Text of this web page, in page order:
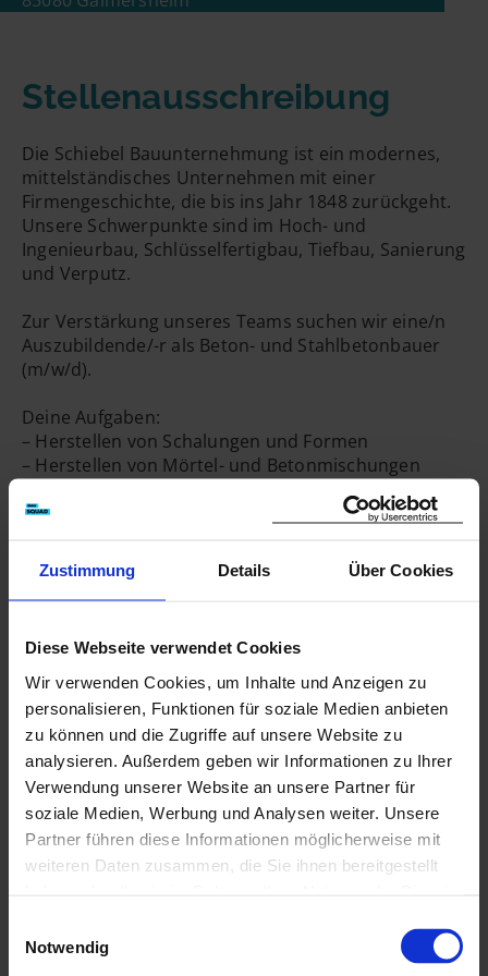
Zustimmung Details Über Cookies
Diese Webseite verwendet Cookies
Wir verwenden Cookies, um Inhalte und Anzeigen zu
personalisieren, Funktionen für soziale Medien anbieten
zu können und die Zugriffe auf unsere Website zu
analysieren. Außerdem geben wir Informationen zu Ihrer
Verwendung unserer Website an unsere Partner für
soziale Medien, Werbung und Analysen weiter. Unsere
Partner führen diese Informationen möglicherweise mit
weiteren Daten zusammen, die Sie ihnen bereitgestellt
verwendenden Cookies, geben Sie uns Ihre Einwilligung
zur Nutzung der jeweiligen Cookies. Welche Cookies
Notwendig
Stellenausschreibung
Die Schiebel Bauunternehmung ist ein modernes,
mittelständisches Unternehmen mit einer
Firmengeschichte, die bis ins Jahr 1848 zurückgeht.
Unsere Schwerpunkte sind im Hoch- und
Ingenieurbau, Schlüsselfertigbau, Tiefbau, Sanierung
und Verputz.
Zur Verstärkung unseres Teams suchen wir eine/n
Auszubildende/-r als Beton- und Stahlbetonbauer
(m/w/d).
Deine Aufgaben:
– Herstellen von Schalungen und Formen
– Herstellen von Mörtel- und Betonmischungen
– Behandeln und Veredeln von Oberflächen
Wir freuen uns über:
– Gutes räumliches Vorstellungsvermögen
– Gutes Augenmaß
– Handwerkliches Geschick
– Gute Auffassungsgabe
– Fähigkeit im Team zu arbeiten
Kontakt
08458 3242-0
info@schiebel-bau.de
https://www.schiebel-bau.de
Hierher ziehen & fallen
lassen